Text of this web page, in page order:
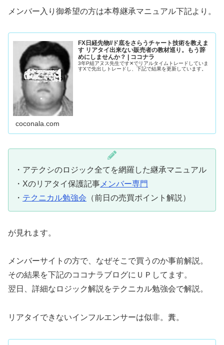
メンバー入り御希望の方は本尊継承マニュアル下記より。
FX日経先物//ド底をさらうチャート技術を教えま
す リアタイ出来ない販売者の教材巡り。もう辞
めにしませんか？ | ココナラ
3年P組アヌス先生です✕でリアルタイムトレードしていま
すXで先出しトレードし、下記で結果を更新しています。
coconala.com
・アテクシのロジック全てを網羅した継承マニュアル
・Xのリアタイ保護記事 メンバー専門
・ テクニカル勉強会 （前日の売買ポイント解説）
が見れます。
メンバーサイトの方で、なぜそこで買うのか事前解説。
その結果を下記のココナラブログにＵＰしてます。
翌日、詳細なロジック解説をテクニカル勉強会で解説。
リアタイできないインフルエンサーは似非。糞。